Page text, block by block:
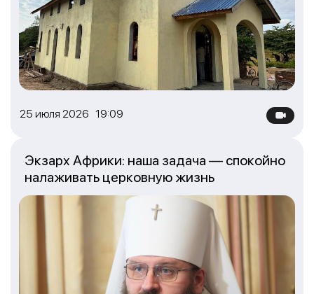
25 июля 2026 19:09
Экзарх Африки: наша задача — спокойно
налаживать церковную жизнь